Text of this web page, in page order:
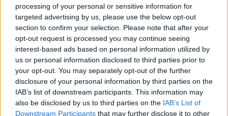
processing of your personal or sensitive information for
targeted advertising by us, please use the below opt-out
section to confirm your selection. Please note that after your
opt-out request is processed you may continue seeing
interest-based ads based on personal information utilized by
us or personal information disclosed to third parties prior to
your opt-out. You may separately opt-out of the further
disclosure of your personal information by third parties on the
IAB’s list of downstream participants. This information may
also be disclosed by us to third parties on the IAB’s List of
Downstream Participants that may further disclose it to other
10 0 Udostępnij
Cukiernictwo Artystyczne.
przezneo86— 8 godzin temu wgrane.pl